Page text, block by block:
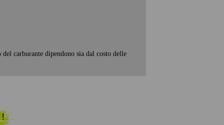
carburante dipendono sia dal costo delle
!